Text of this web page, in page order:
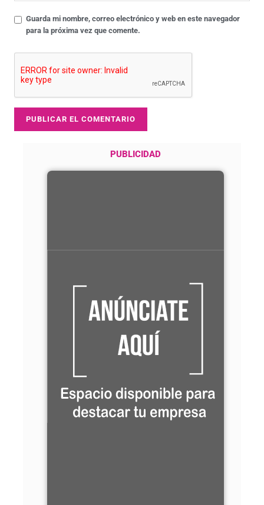
Guarda mi nombre, correo electrónico y web en este navegador
para la próxima vez que comente.
PUBLICIDAD